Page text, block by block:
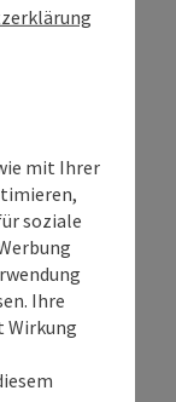
mit Ihrer
soziale
Ihre
Wirkung